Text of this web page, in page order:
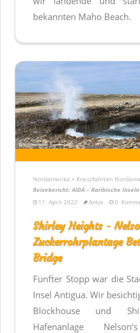
bekannten Maho Beach.
Nordamerika » Kreuzfahrten
Reisebericht: AIDA – Karibische Inseln
11. April 2022
Antje 0
Shirley Heights -
Zuckerrohrplantage
Bridge
Fünfter Stopp war die
Insel Antigua. Wir
Blockhouse und
Hafenanlage